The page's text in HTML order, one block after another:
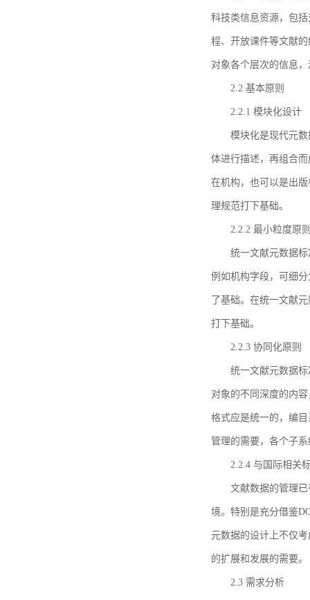
科技类信息资源，包
程、开放课件等文献
对象各个层次的信息
2.2 基本原则
2.2.1 模块化设计
模块化是现代元
体进行描述，再组合
在机构，也可以是出
理规范打下基础。
2.2.2 最小粒度原
统一文献元数据
例如机构字段，可细
了基础。在统一文献
打下基础。
2.2.3 协同化原则
统一文献元数据
对象的不同深度的内
格式应是统一的，编
管理的需要，各个子
2.2.4 与国际相关
文献数据的管理
境。特别是充分借鉴
元数据的设计上不仅
的扩展和发展的需要。
2.3 需求分析